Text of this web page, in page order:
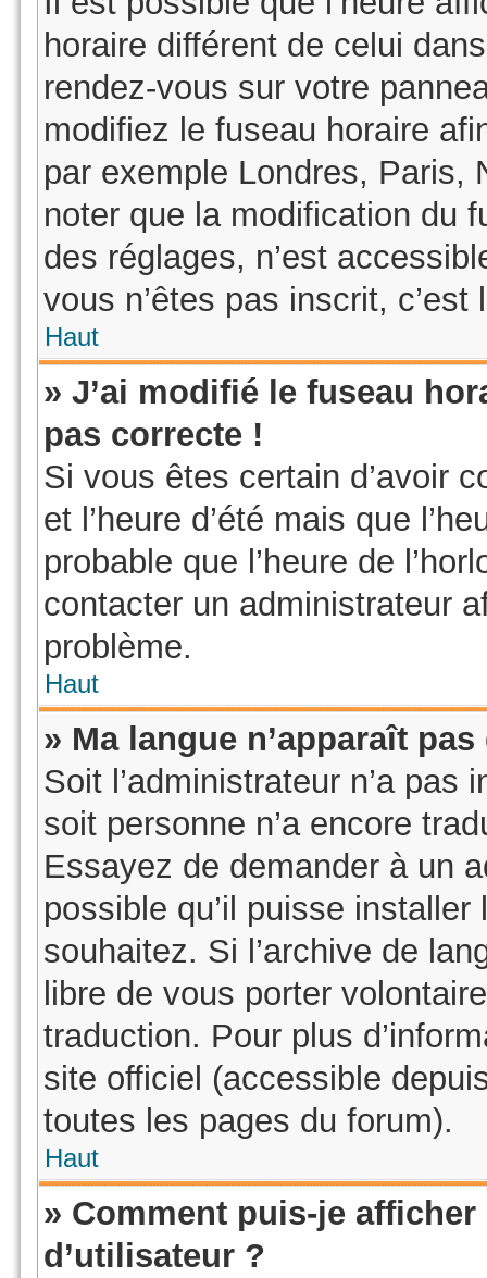
horaire différent de celui
rendez-vous sur votre
modifiez le fuseau horaire
par exemple Londres, Paris,
noter que la modification du
des réglages, n’est
vous n’êtes pas inscrit,
Haut
» J’ai modifié le fuseau
pas correcte !
Si vous êtes certain d’avoir
et l’heure d’été mais que
probable que l’heure de
contacter un administrateur
problème.
Haut
» Ma langue n’apparaît
Soit l’administrateur n’a
soit personne n’a encore
Essayez de demander à un
possible qu’il puisse
souhaitez. Si l’archive de
libre de vous porter
traduction. Pour plus
site officiel (accessible
toutes les pages du forum).
Haut
» Comment puis-je
d’utilisateur ?